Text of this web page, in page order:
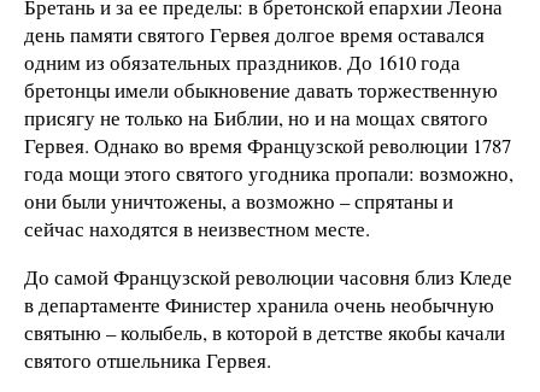
Бретань и за ее пределы: в бретонской епархии Леона
день памяти святого Гервея долгое время оставался
одним из обязательных праздников. До 1610 года
бретонцы имели обыкновение давать торжественную
присягу не только на Библии, но и на мощах святого
Гервея. Однако во время Французской революции 1787
года мощи этого святого угодника пропали: возможно,
они были уничтожены, а возможно – спрятаны и
сейчас находятся в неизвестном месте.
До самой Французской революции часовня близ Кледе
в департаменте Финистер хранила очень необычную
святыню – колыбель, в которой в детстве якобы качали
святого отшельника Гервея.